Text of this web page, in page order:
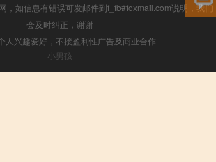
，如信息有错误可发邮件到f_fb#foxmail.com说明，我们
会及时纠正，谢谢
人兴趣爱好，不接盈利性广告及商业合作
小男孩